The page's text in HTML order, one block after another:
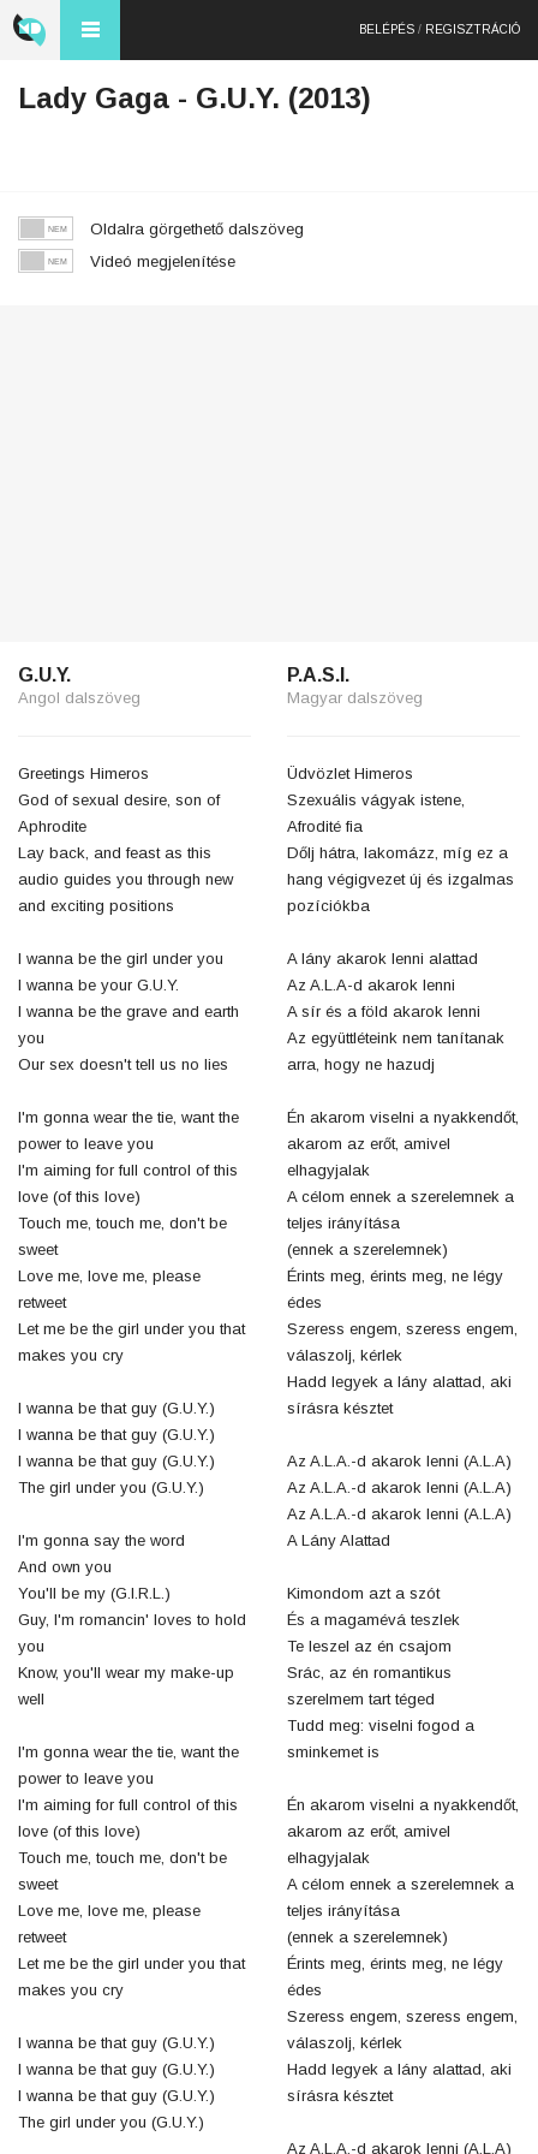
BELÉPÉS / REGISZTRÁCIÓ
Lady Gaga - G.U.Y. (2013)
Oldalra görgethető dalszöveg
Videó megjelenítése
G.U.Y.
Angol dalszöveg
Greetings Himeros
God of sexual desire, son of
Aphrodite
Lay back, and feast as this
audio guides you through new
and exciting positions
I wanna be the girl under you
I wanna be your G.U.Y.
I wanna be the grave and earth
you
Our sex doesn't tell us no lies
I'm gonna wear the tie, want the
power to leave you
I'm aiming for full control of this
love (of this love)
Touch me, touch me, don't be
sweet
Love me, love me, please
retweet
Let me be the girl under you that
makes you cry
I wanna be that guy (G.U.Y.)
I wanna be that guy (G.U.Y.)
I wanna be that guy (G.U.Y.)
The girl under you (G.U.Y.)
I'm gonna say the word
And own you
You'll be my (G.I.R.L.)
Guy, I'm romancin' loves to hold
you
Know, you'll wear my make-up
well
I'm gonna wear the tie, want the
power to leave you
I'm aiming for full control of this
love (of this love)
Touch me, touch me, don't be
sweet
Love me, love me, please
retweet
Let me be the girl under you that
makes you cry
I wanna be that guy (G.U.Y.)
I wanna be that guy (G.U.Y.)
I wanna be that guy (G.U.Y.)
The girl under you (G.U.Y.)
P.A.S.I.
Magyar dalszöveg
Üdvözlet Himeros
Szexuális vágyak istene,
Afrodité fia
Dőlj hátra, lakomázz, míg ez a
hang végigvezet új és izgalmas
pozíciókba
A lány akarok lenni alattad
Az A.L.A-d akarok lenni
A sír és a föld akarok lenni
Az együttléteink nem tanítanak
arra, hogy ne hazudj
Én akarom viselni a nyakkendőt,
akarom az erőt, amivel
elhagyjalak
A célom ennek a szerelemnek a
teljes irányítása
(ennek a szerelemnek)
Érints meg, érints meg, ne légy
édes
Szeress engem, szeress engem,
válaszolj, kérlek
Hadd legyek a lány alattad, aki
sírásra késztet
Az A.L.A.-d akarok lenni (A.L.A)
Az A.L.A.-d akarok lenni (A.L.A)
Az A.L.A.-d akarok lenni (A.L.A)
A Lány Alattad
Kimondom azt a szót
És a magamévá teszlek
Te leszel az én csajom
Srác, az én romantikus
szerelmem tart téged
Tudd meg: viselni fogod a
sminkemet is
Én akarom viselni a nyakkendőt,
akarom az erőt, amivel
elhagyjalak
A célom ennek a szerelemnek a
teljes irányítása
(ennek a szerelemnek)
Érints meg, érints meg, ne légy
édes
Szeress engem, szeress engem,
válaszolj, kérlek
Hadd legyek a lány alattad, aki
sírásra késztet
Az A.L.A.-d akarok lenni (A.L.A)